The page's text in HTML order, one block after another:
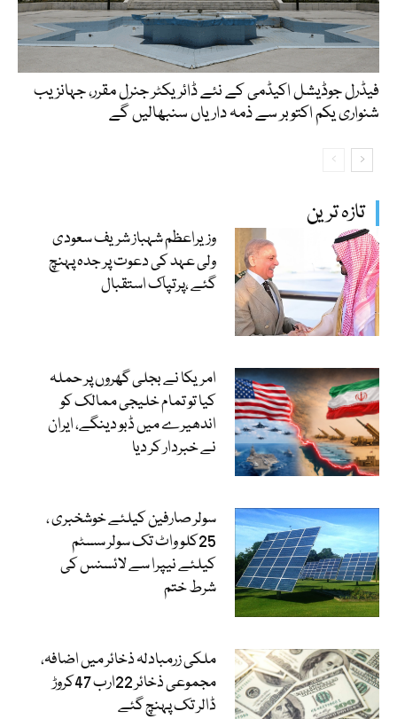
تازہ ترین
وزیراعظم شہباز شریف سعودی
ولی عہد کی دعوت پر جدہ پہنچ
گئے ،پرتپاک استقبال
امریکا نے بجلی گھروں پر حملہ
کیا تو تمام خلیجی ممالک کو
اندھیرے میں ڈبو دینگے، ایران
نے خبردار کر دیا
سولر صارفین کیلئے خوشخبری ،
25کلو واٹ تک سولر سسٹم
کیلئے نیپرا سے لائسنس کی
شرط ختم
ملکی زرمبادلہ ذخائر میں اضافہ،
مجموعی ذخائر 22ارب 47کروڑ
ڈالر تک پہنچ گئے
فیڈرل جوڈیشل اکیڈمی کے نئے ڈائریکٹر جنرل مقرر، جہانزیب
شنواری یکم اکتوبر سے ذمہ داریاں سنبھالیں گے